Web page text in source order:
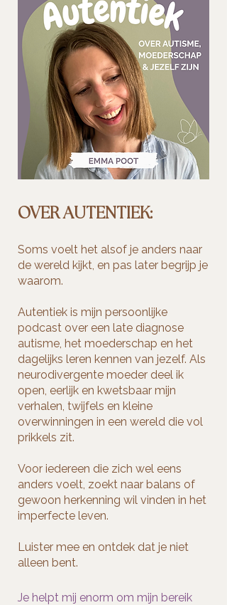
OVER AUTENTIEK:
Soms voelt het alsof je anders naar
de wereld kijkt, en pas later begrijp je
waarom.
Autentiek is mijn persoonlijke
podcast over een late diagnose
autisme, het moederschap en het
dagelijks leren kennen van jezelf. Als
neurodivergente moeder deel ik
open, eerlijk en kwetsbaar mijn
verhalen, twijfels en kleine
overwinningen in een wereld die vol
prikkels zit.
Voor iedereen die zich wel eens
anders voelt, zoekt naar balans of
gewoon herkenning wil vinden in het
imperfecte leven.
Luister mee en ontdek dat je niet
alleen bent.
Je helpt mij enorm om mijn bereik